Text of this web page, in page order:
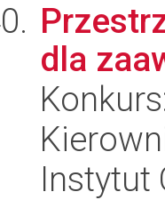
dla
Instytut